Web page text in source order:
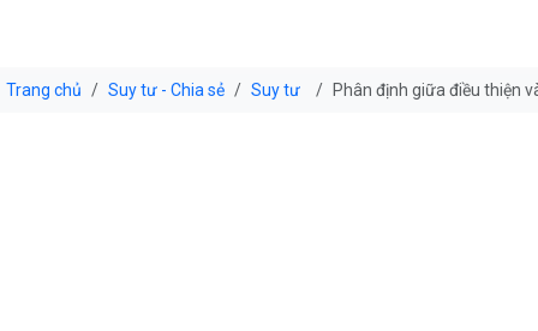
Trang chủ Suy tư - Chia sẻ Suy tư Phân định giữa điều thiện